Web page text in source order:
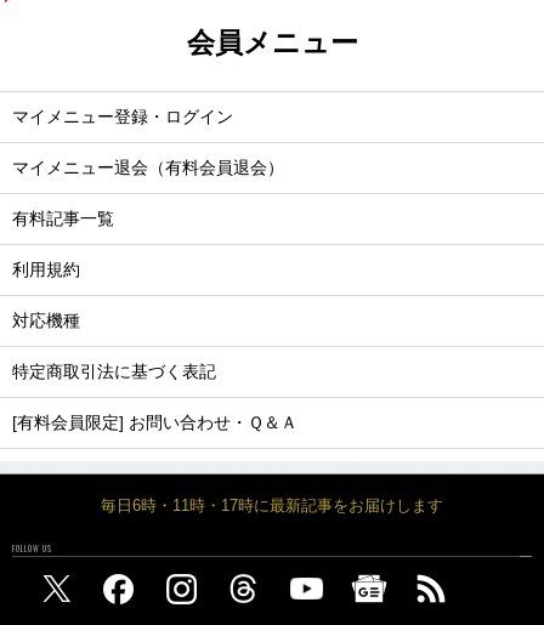
会員メニュー
マイメニュー登録・ログイン
マイメニュー退会（有料会員退会）
有料記事一覧
利用規約
対応機種
特定商取引法に基づく表記
[有料会員限定] お問い合わせ・Ｑ＆Ａ
毎日6時・11時・17時に最新記事をお届けします
FOLLOW US